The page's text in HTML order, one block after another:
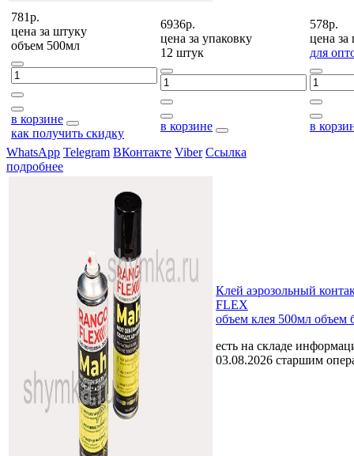
781р.
цена за штуку
объем 500мл
в корзине
как получить скидку
6936р.
цена за упаковку
12 штук
в корзине
578р.
цена за
для
в
WhatsApp Telegram ВКонтакте Viber Ссылка
подробнее
Клей аэрозольный
FLEX
объем клея 500мл объем
есть на складе
03.08.2026 старшим